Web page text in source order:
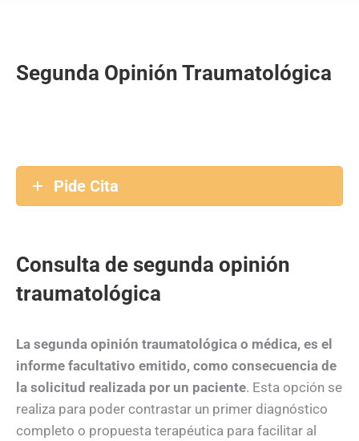
Segunda Opinión Traumatológica
Pide Cita
Consulta de segunda opinión
traumatológica
La segunda opinión traumatológica o médica, es el
informe facultativo emitido, como consecuencia de
la solicitud realizada por un paciente. Esta opción se
realiza para poder contrastar un primer diagnóstico
completo o propuesta terapéutica para facilitar al